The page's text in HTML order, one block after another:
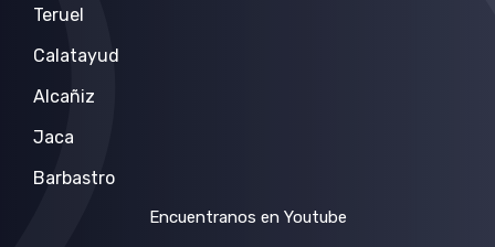
Teruel
Calatayud
Alcañiz
Jaca
Barbastro
Encuentranos en Youtube